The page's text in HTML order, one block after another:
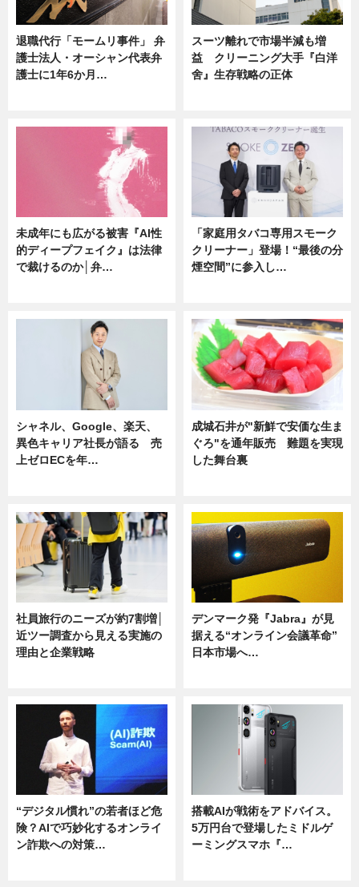
退職代行「モームリ事件」 弁
護士法人・オーシャン代表弁
護士に1年6か月…
スーツ離れで市場半減も増
益 クリーニング大手『白洋
舍』生存戦略の正体
未成年にも広がる被害『AI性
的ディープフェイク』は法律
で裁けるのか│弁…
「家庭用タバコ専用スモーク
クリーナー」登場！“最後の分
煙空間”に参入し…
シャネル、Google、楽天、
異色キャリア社長が語る 売
上ゼロECを年…
成城石井が"新鮮で安価な生ま
ぐろ"を通年販売 難題を実現
した舞台裏
社員旅行のニーズが約7割増│
近ツー調査から見える実施の
理由と企業戦略
デンマーク発『Jabra』が見
据える“オンライン会議革命”
日本市場へ…
“デジタル慣れ”の若者ほど危
険？AIで巧妙化するオンライ
ン詐欺への対策…
搭載AIが戦術をアドバイス。
5万円台で登場したミドルゲ
ーミングスマホ『…